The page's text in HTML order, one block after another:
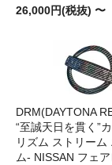
26,000円(税抜) 〜
DRM(DAYTONA
“至誠天日を貫く”
リズム ストリーム
ム- NISSAN フェ